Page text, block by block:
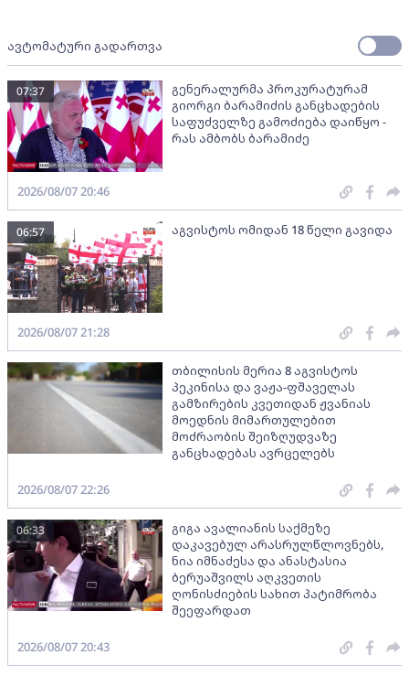
ავტომატური გადართვა
გენერალურმა პროკურატურამ
გიორგი ბარამიძის განცხადების
საფუძველზე გამოძიება დაიწყო -
რას ამბობს ბარამიძე
07:37
2026/08/07 20:46
აგვისტოს ომიდან 18 წელი გავიდა
06:57
2026/08/07 21:28
თბილისის მერია 8 აგვისტოს
პეკინისა და ვაჟა-ფშაველას
გამზირების კვეთიდან ჟვანიას
მოედნის მიმართულებით
მოძრაობის შეიზღუდვაზე
განცხადებას ავრცელებს
2026/08/07 22:26
გიგა ავალიანის საქმეზე
დაკავებულ არასრულწლოვნებს,
ნია იმნაძესა და ანასტასია
ბერუაშვილს აღკვეთის
ღონისძიების სახით პატიმრობა
შეეფარდათ
06:33
2026/08/07 20:43